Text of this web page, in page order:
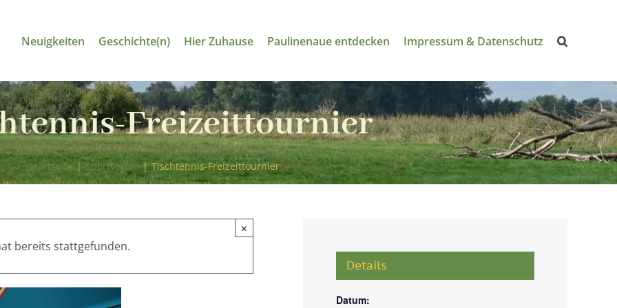
Neuigkeiten Geschichte(n) Hier Zuhause Paulinenaue entdecken Impressum & Datenschutz
Freizeittournier
Startseite | Sportverein | Tischtennis-Freizeittournier
bereits stattgefunden.
×
Details
Datum: